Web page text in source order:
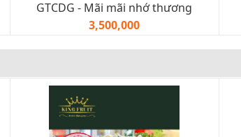
GTCDG - Mãi mãi nhớ thương
3,500,000